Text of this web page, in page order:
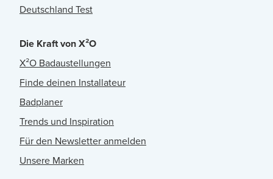
Deutschland Test
Die Kraft von X²O
X²O Badaustellungen
Finde deinen Installateur
Badplaner
Trends und Inspiration
Für den Newsletter anmelden
Unsere Marken